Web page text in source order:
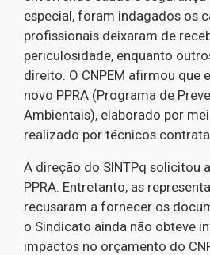
especial, foram indagados os
profissionais deixaram de
periculosidade, enquanto
direito. O CNPEM afirmou que
novo PPRA (Programa de
Ambientais), elaborado por
realizado por técnicos
A direção do SINTPq solicitou
PPRA. Entretanto, as
recusaram a fornecer os
o Sindicato ainda não obteve
impactos no orçamento do